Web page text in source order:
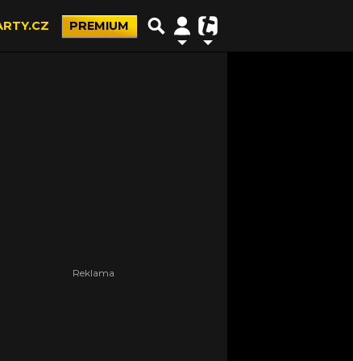
PREMIUM